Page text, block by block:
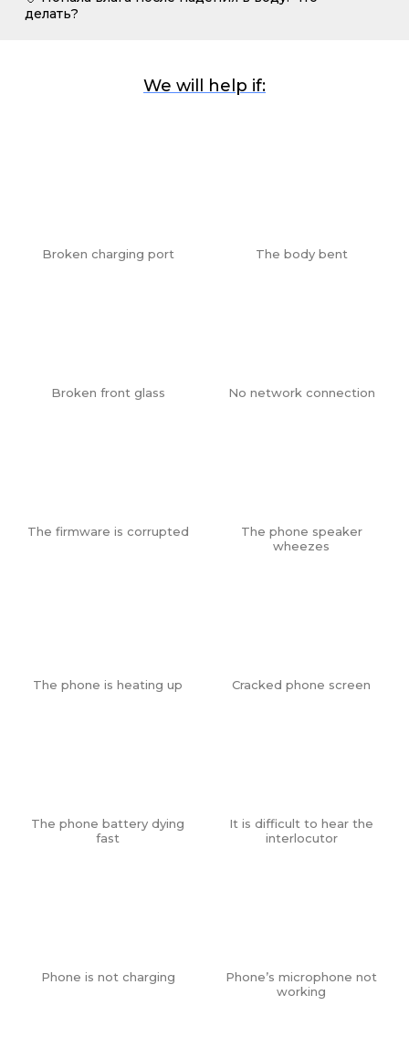
делать?
We will help if:
Broken charging port The body bent
Broken front glass No network connection
The firmware is corrupted
The phone speaker
wheezes
The phone is heating up Cracked phone screen
The phone battery dying
fast
It is difficult to hear the
interlocutor
Phone is not charging
Phone’s microphone not
working